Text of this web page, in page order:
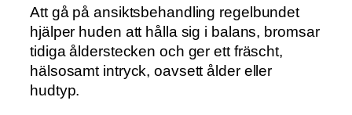
Att gå på ansiktsbehandling regelbundet
hjälper huden att hålla sig i balans, bromsar
tidiga ålderstecken och ger ett fräscht,
hälsosamt intryck, oavsett ålder eller
hudtyp.